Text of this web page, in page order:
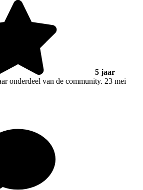
5 jaar
onderdeel van de community. 23 mei